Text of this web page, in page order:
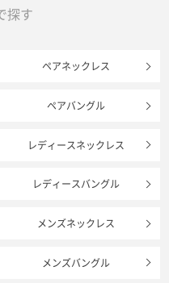
探す
ペアネックレス
ペアバングル
レディースネックレス
レディースバングル
メンズネックレス
メンズバングル